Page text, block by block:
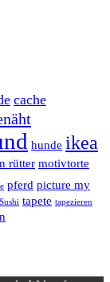
cache
hunde ikea
rütter motivtorte
pferd picture my
Sushi tapete tapezieren